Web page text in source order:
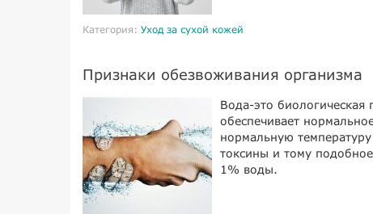
Категория: Уход за сухой кожей
Признаки обезвоживания организма
Вода-это биологическая
обеспечивает
нормальную
токсины и тому
1% воды.